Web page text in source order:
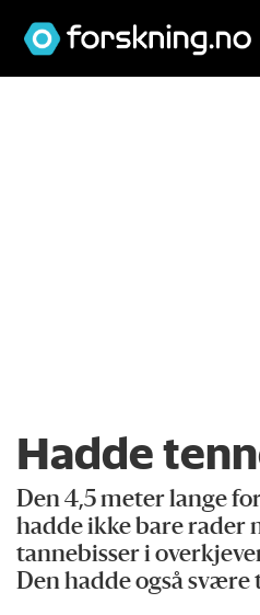
Hadde
Den 4,5 meter lange
hadde ikke bare rader
tannebisser i
Den hadde også svære